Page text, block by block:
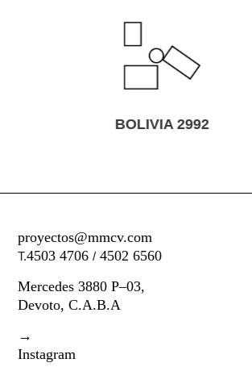
proyectos@mmcv.com
T.4503 4706 / 4502 6560
Mercedes 3880 P–03,
Devoto, C.A.B.A
→
Instagram